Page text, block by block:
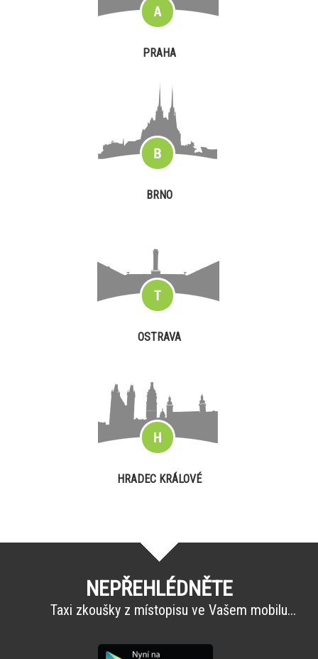
PRAHA
BRNO
OSTRAVA
HRADEC KRÁLOVÉ
NEPŘEHLÉDNĚTE
Taxi zkoušky z místopisu ve Vašem mobilu...